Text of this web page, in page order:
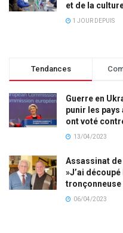
et de la
1 JOUR DEPUIS
Tendances
Guerre en
punir les
ont voté
13/04/2023
Assassinat
»J’ai
tronçonneuse
06/04/2023